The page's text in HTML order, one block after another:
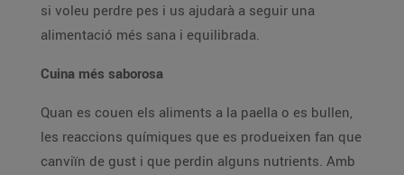
si voleu perdre pes i us ajudarà a seguir una
alimentació més sana i equilibrada.
Cuina més saborosa
Quan es couen els aliments a la paella o es bullen,
les reaccions químiques que es produeixen fan que
canviïn de gust i que perdin alguns nutrients. Amb